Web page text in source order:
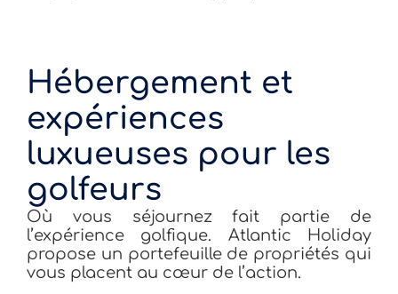
Hébergement et
expériences
luxueuses pour les
golfeurs
Où vous séjournez fait partie de
l’expérience golfique. Atlantic Holiday
propose un portefeuille de propriétés qui
vous placent au cœur de l’action.